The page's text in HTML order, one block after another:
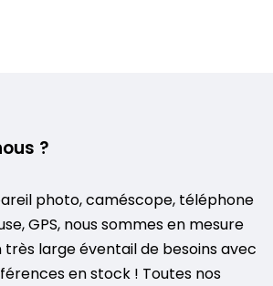
?
photo, caméscope, téléphone
GPS, nous sommes en mesure
large éventail de besoins avec
en stock ! Toutes nos